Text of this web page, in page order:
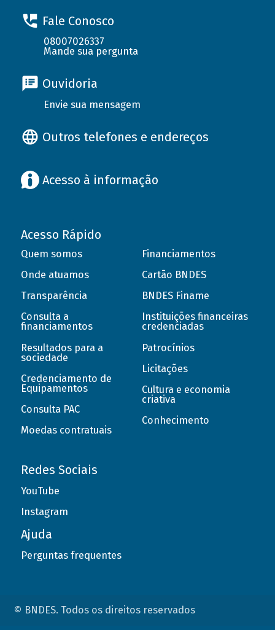
Fale Conosco
08007026337
Mande sua pergunta
Ouvidoria
Envie sua mensagem
Outros telefones e endereços
Acesso à informação
Acesso Rápido
Quem somos
Onde atuamos
Transparência
Consulta a
financiamentos
Resultados para a
sociedade
Credenciamento de
Equipamentos
Consulta PAC
Moedas contratuais
Financiamentos
Cartão BNDES
BNDES Finame
Instituições financeiras
credenciadas
Patrocínios
Licitações
Cultura e economia
criativa
Conhecimento
Redes Sociais
YouTube
Instagram
Ajuda
Perguntas frequentes
© BNDES. Todos os direitos reservados